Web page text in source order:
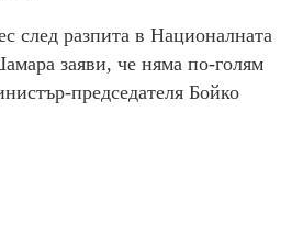
след разпита в Националната
заяви, че няма по-голям
председателя Бойко